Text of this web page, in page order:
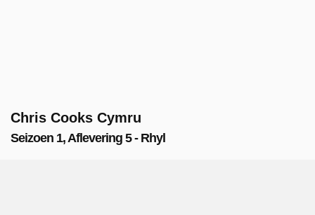
Chris Cooks Cymru
Seizoen 1, Aflevering 5 - Rhyl